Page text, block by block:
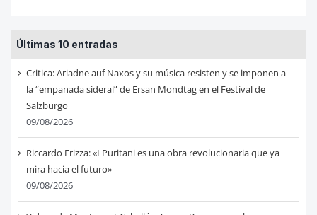
Últimas 10 entradas
Critica: Ariadne auf Naxos y su música resisten y se imponen a
la “empanada sideral” de Ersan Mondtag en el Festival de
Salzburgo
09/08/2026
Riccardo Frizza: «I Puritani es una obra revolucionaria que ya
mira hacia el futuro»
09/08/2026